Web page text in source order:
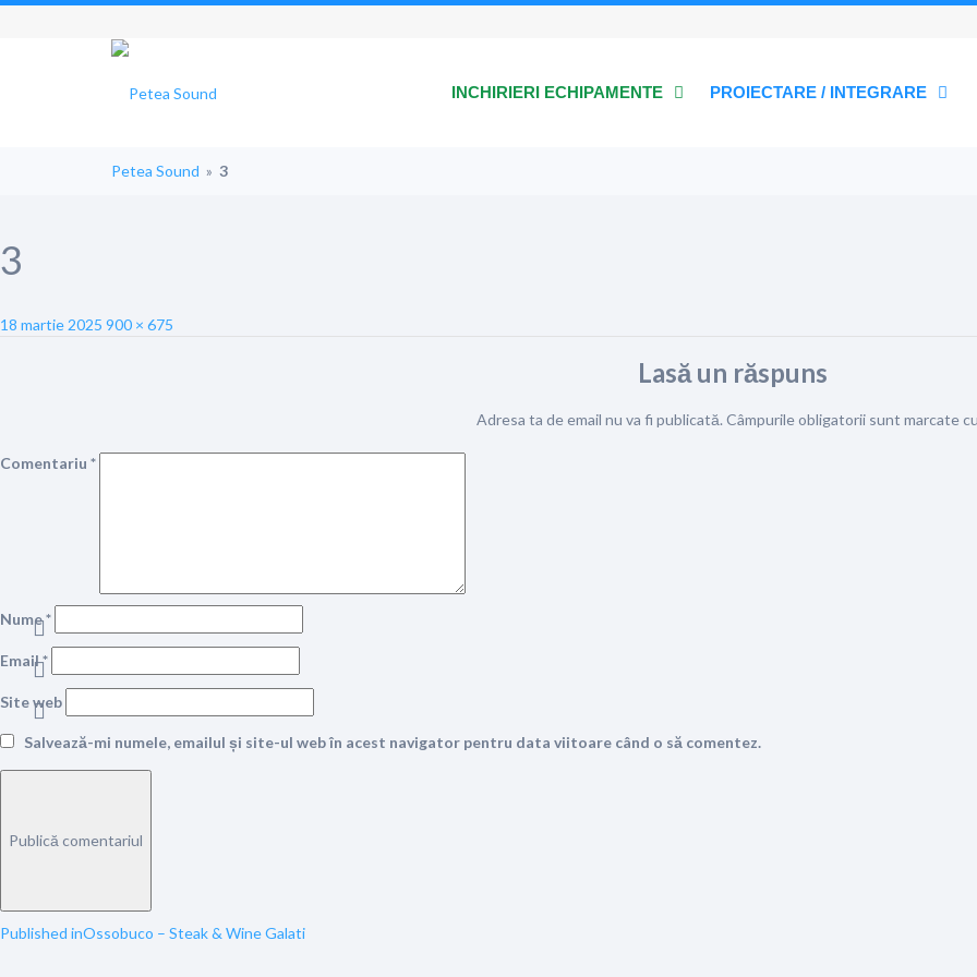
INCHIRIERI ECHIPAMENTE PROIECTARE / INTEGRARE
Petea Sound » 3
3
Posted
18 martie 2025 Full
900 × 675
Lasă un răspuns
Adresa ta de email nu va fi publicată. Câmpurile obligatorii sunt marcate cu
Comentariu *
Nume*
Email*
Site web
Salvează-mi numele, emailul și site-ul web în acest navigator pentru data viitoare când o să comentez.
Navigare
Published inOssobuco – Steak & Wine Galati